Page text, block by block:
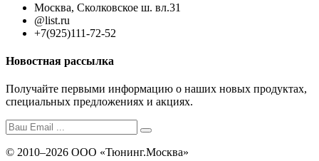
Москва, Сколковское ш. вл.31
@list.ru
+7(925)111-72-52
Новостная рассылка
Получайте первыми информацию о наших новых продуктах,
специальных предложениях и акциях.
© 2010–2026 ООО «Тюнинг.Москва»